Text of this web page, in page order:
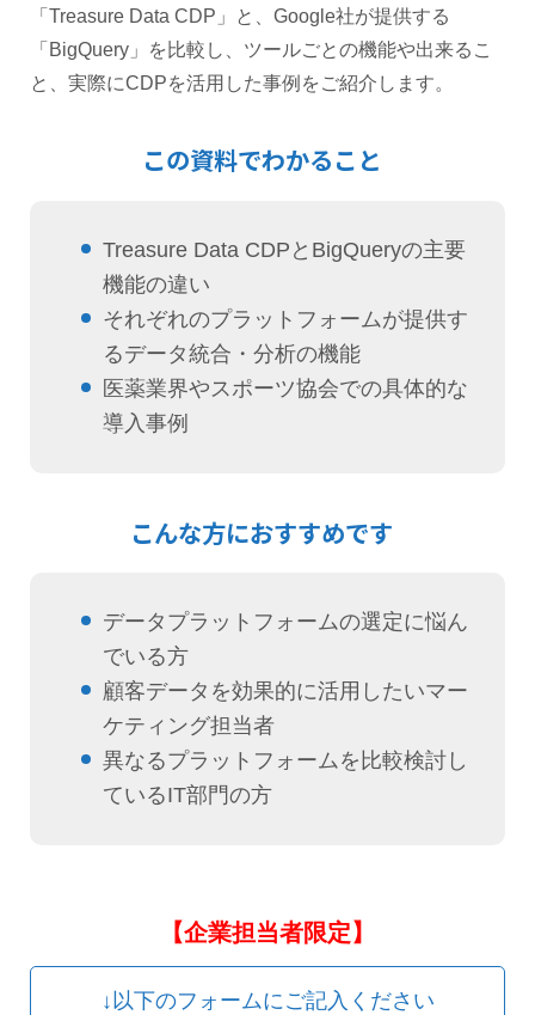
「Treasure Data CDP」と、Google社が提供する
「BigQuery」を比較し、ツールごとの機能や出来るこ
と、実際にCDPを活用した事例をご紹介します。
この資料でわかること
Treasure Data CDPとBigQueryの主要
機能の違い
それぞれのプラットフォームが提供す
るデータ統合・分析の機能
医薬業界やスポーツ協会での具体的な
導入事例
こんな方におすすめです
データプラットフォームの選定に悩ん
でいる方
顧客データを効果的に活用したいマー
ケティング担当者
異なるプラットフォームを比較検討し
ているIT部門の方
【企業担当者限定】
↓以下のフォームにご記入ください